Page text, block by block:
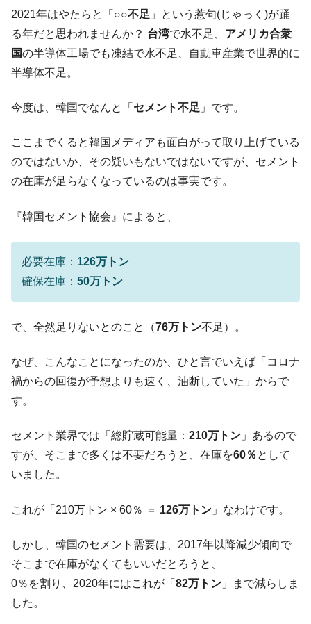
『Money1』
韓国「信用赦免を何回やっても、何回やっ
落！
体だけで410億ドル、輸出全体の41％もある
『Money1』
韓国･李在明「青年層の雇用状況が悪い。せ
や、若者に起業させよう」⇒ どんな雇用対策だソレ。
ル。外平債の発行「19.4億ドル」
『Money1』
韓国･李在明さっそく不動産対策で浅薄な発
言。
だ。
す」⇒「金を経由するドル入手」手段ではないのか？
『Money1』
韓国･外為取引量「1日当たり1,214.4億ド
ル」まで拡大 ⇒ 海外資金の動きに強く左右される状態
『Money1』
韓国･帰ってきた李在明。李在明を支持しな
い「50.5％」に上昇
た ⇒ 国家が行った恐るべき株価操作であり、空前の国政壟
韓国･警察職員が「丸刈りになって抗議活
『Money1』
中国だけが鉄鋼輸出を異常増加させる ⇒ 中
国の過剰生産が世界を蝕む。
『Money1』
種は全般的「不調」⇒ PSIが示す現況は決して良くない。
2021年はやたらと「 ○○不足 」という惹句(じゃっく)が踊
る年だと思われませんか？ 台湾で水不足、 アメリカ合衆
国の半導体工場でも凍結で水不足、自動車産業で世界的に
半導体不足。
今度は、韓国でなんと「 セメント不足 」です。
ここまでくると韓国メディアも面白がって取り上げている
のではないか、その疑いもないではないですが、セメント
の在庫が足らなくなっているのは事実です。
『韓国セメント協会』によると、
必要在庫： 126万トン
確保在庫： 50万トン
で、全然足りないとのこと（76万トン不足）。
なぜ、こんなことになったのか、ひと言でいえば「コロナ
禍からの回復が予想よりも速く、油断していた」からで
す。
セメント業界では「総貯蔵可能量： 210万トン 」あるので
すが、そこまで多くは不要だろうと、在庫を60％ として
いました。
これが「210万トン × 60％ ＝ 126万トン 」なわけです。
しかし、韓国のセメント需要は、2017年以降減少傾向で
そこまで在庫がなくてもいいだとろうと、
0％を割り、2020年にはこれが「 82万トン 」まで減らしま
した。